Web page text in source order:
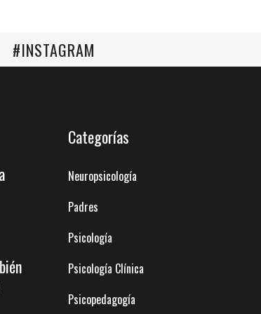
#INSTAGRAM
Categorías
Neuropsicología
Padres
Psicología
Psicología Clínica
Psicopedagogía